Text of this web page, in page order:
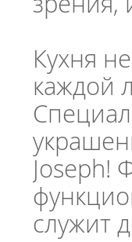
Кухня
каждой
Joseph!
служит